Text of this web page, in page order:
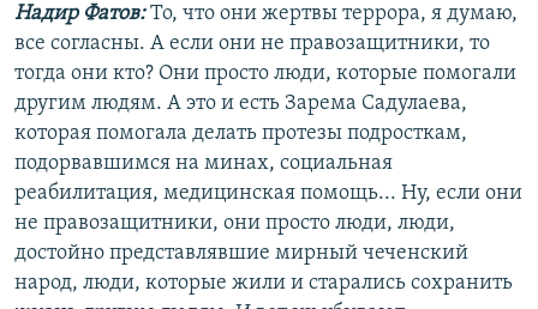
Надир Фатов:То, что они жертвы террора, я думаю,
все согласны. А если они не правозащитники, то
тогда они кто? Они просто люди, которые помогали
другим людям. А это и есть Зарема Садулаева,
которая помогала делать протезы подросткам,
подорвавшимся на минах, социальная
реабилитация, медицинская помощь... Ну, если они
не правозащитники, они просто люди, люди,
достойно представлявшие мирный чеченский
народ, люди, которые жили и старались сохранить